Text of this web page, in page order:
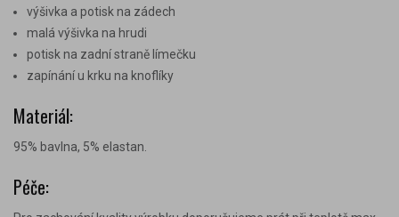
výšivka a potisk na zádech
malá výšivka na hrudi
potisk na zadní straně límečku
zapínání u krku na knoflíky
Materiál:
95% bavlna, 5% elastan.
Péče: